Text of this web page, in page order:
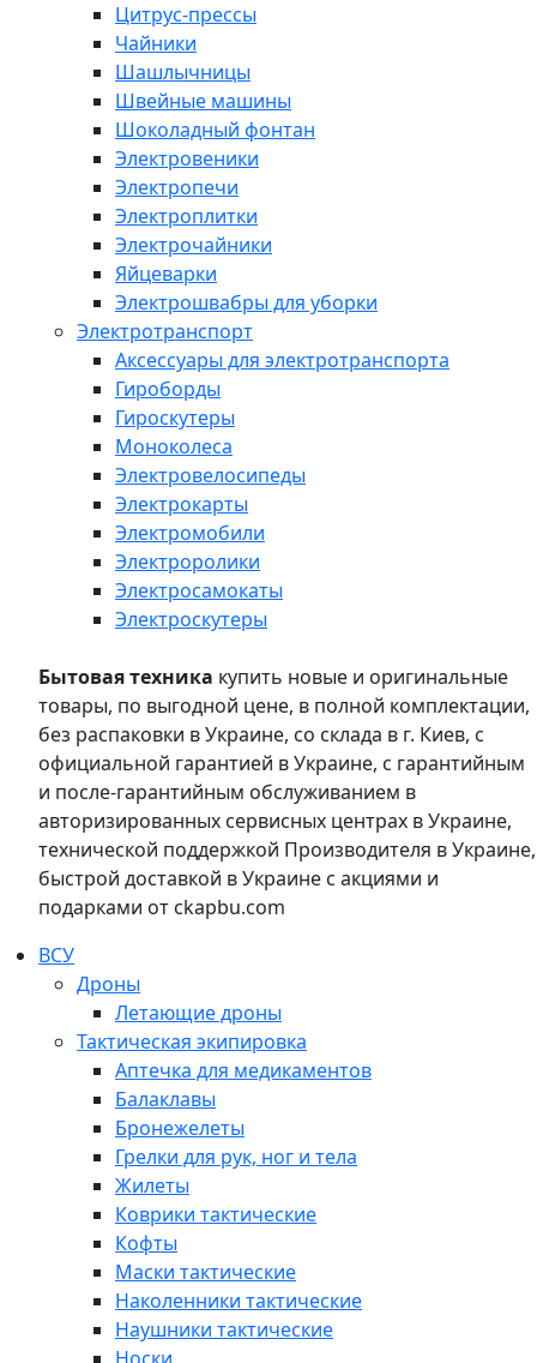
Цитрус-прессы
Чайники
Шашлычницы
Швейные машины
Шоколадный фонтан
Электровеники
Электропечи
Электроплитки
Электрочайники
Яйцеварки
Электрошвабры для уборки
Электротранспорт
Аксессуары для электротранспорта
Гироборды
Гироскутеры
Моноколеса
Электровелосипеды
Электрокарты
Электромобили
Электроролики
Электросамокаты
Электроскутеры
Бытовая техника купить новые и оригинальные
товары, по выгодной цене, в полной комплектации,
без распаковки в Украине, со склада в г. Киев, с
официальной гарантией в Украине, с гарантийным
и после-гарантийным обслуживанием в
авторизированных сервисных центрах в Украине,
технической поддержкой Производителя в Украине,
быстрой доставкой в Украине с акциями и
подарками от ckapbu.com
ВСУ
Дроны
Летающие дроны
Тактическая экипировка
Аптечка для медикаментов
Балаклавы
Бронежелеты
Грелки для рук, ног и тела
Жилеты
Коврики тактические
Кофты
Маски тактические
Наколенники тактические
Наушники тактические